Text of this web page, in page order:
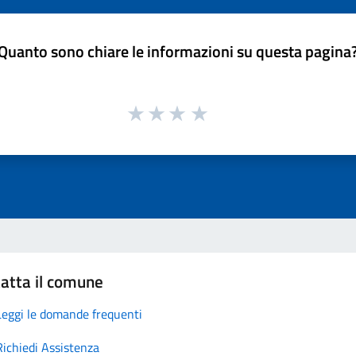
sono chiare le informazioni su questa
il comune
le domande frequenti
Assistenza